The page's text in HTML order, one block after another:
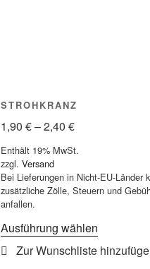
STROHKRANZ
1,90€–2,40€Preisspanne:
bis
2,40 €
Enthält 19% MwSt.
zzgl.Versand
Bei Lieferungen in Nicht-EU-Länder
zusätzliche Zölle, Steuern und
anfallen.
Ausführung wählen
Produkt